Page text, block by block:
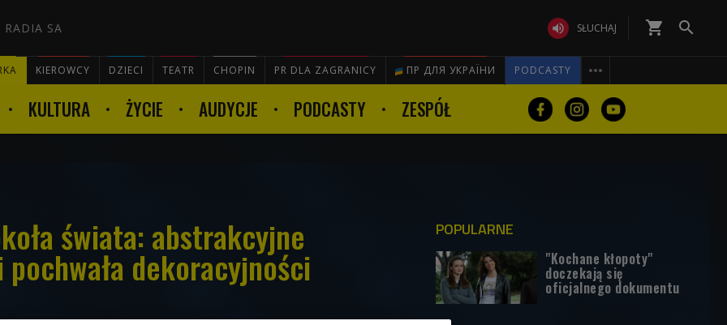
RADIA SA  SŁUCHAJ shopping_cart 
KIEROWCY DZIECI TEATR CHOPIN PR DLA ZAGRANICY ПР ДЛЯ УКРАЇНИ PODCASTY 

KULTURA ŻYCIE AUDYCJE PODCASTY ZESPÓŁ
świata: abstrakcyjne
dekoracyjności
POPULARNE
"Kochane kłopoty"
doczekają się
oficjalnego dokumentu